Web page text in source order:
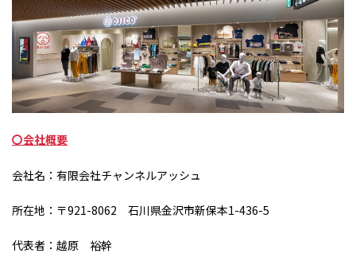
〇会社概要
会社名：有限会社チャンネルアッシュ
所在地：〒921-8062 石川県金沢市新保本1-436-5
代表者：越原 裕幹